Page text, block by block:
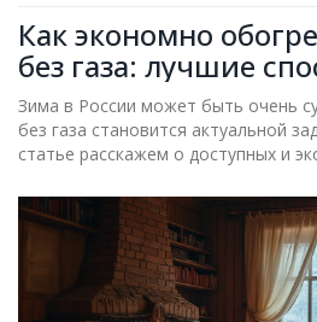
Как экономно
без газа: лучшие
Зима в России может быть очень
без газа становится актуальной
статье расскажем о доступных и
комфорт в вашем жилье в